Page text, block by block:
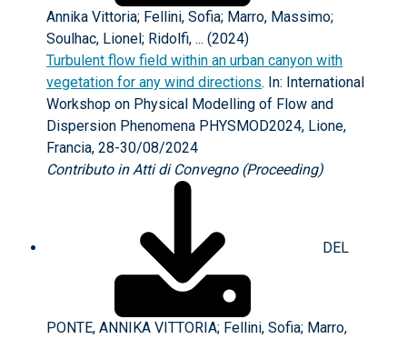
Annika Vittoria; Fellini, Sofia; Marro, Massimo;
Soulhac, Lionel; Ridolfi, ... (2024)
Turbulent flow field within an urban canyon with
vegetation for any wind directions. In: International
Workshop on Physical Modelling of Flow and
Dispersion Phenomena PHYSMOD2024, Lione,
Francia, 28-30/08/2024
Contributo in Atti di Convegno (Proceeding)
DEL
PONTE, ANNIKA VITTORIA; Fellini, Sofia; Marro,